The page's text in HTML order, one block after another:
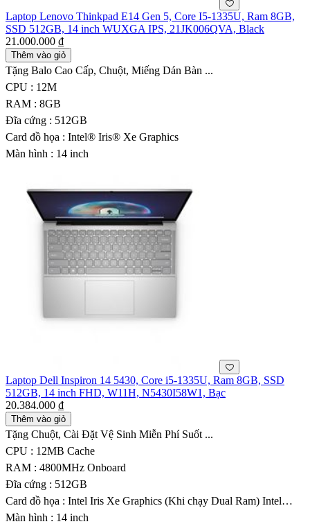
Laptop Lenovo Thinkpad E14 Gen 5, Core I5-1335U, Ram 8GB,
SSD 512GB, 14 inch WUXGA IPS, 21JK006QVA, Black
21.000.000 ₫
Thêm vào giỏ
Tặng Balo Cao Cấp, Chuột, Miếng Dán Bàn ...
CPU : 12M
RAM : 8GB
Đĩa cứng : 512GB
Card đồ họa : Intel® Iris® Xe Graphics
Màn hình : 14 inch
Laptop Dell Inspiron 14 5430, Core i5-1335U, Ram 8GB, SSD
512GB, 14 inch FHD, W11H, N5430I58W1, Bạc
20.384.000 ₫
Thêm vào giỏ
Tặng Chuột, Cài Đặt Vệ Sinh Miễn Phí Suốt ...
CPU : 12MB Cache
RAM : 4800MHz Onboard
Đĩa cứng : 512GB
Card đồ họa : Intel Iris Xe Graphics (Khi chạy Dual Ram) Intel
UHD Graphics
Màn hình : 14 inch